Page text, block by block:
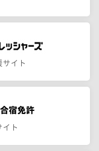
サイト
イト